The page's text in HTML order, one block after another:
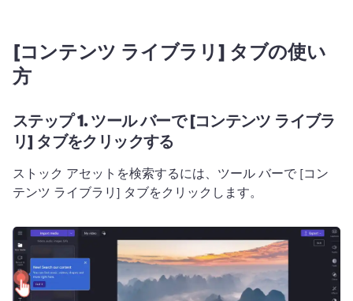
[コンテンツ ライブラリ] タブの使い
方
ステップ 1.ツール バーで [コンテンツ ライブラ
リ] タブをクリックする
ストック アセットを検索するには、ツール バーで [コン
テンツ ライブラリ] タブをクリックします。